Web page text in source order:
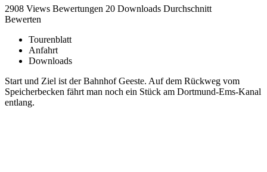
2908 Views Bewertungen 20 Downloads Durchschnitt
Bewerten
Tourenblatt
Anfahrt
Downloads
Start und Ziel ist der Bahnhof Geeste. Auf dem Rückweg vom
Speicherbecken fährt man noch ein Stück am Dortmund-Ems-Kanal
entlang.